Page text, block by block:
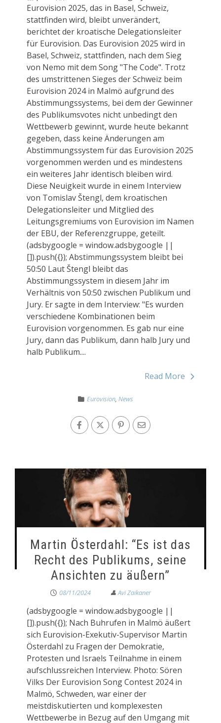
Eurovision 2025, das in Basel, Schweiz,
stattfinden wird, bleibt unverändert,
berichtet der kroatische Delegationsleiter
für Eurovision. Das Eurovision 2025 wird in
Basel, Schweiz, stattfinden, nach dem Sieg
von Nemo mit dem Song "The Code". Trotz
des umstrittenen Sieges der Schweiz beim
Eurovision 2024 in Malmö aufgrund des
Abstimmungssystems, bei dem der Gewinner
des Publikumsvotes nicht unbedingt den
Wettbewerb gewinnt, wurde heute bekannt
gegeben, dass keine Änderungen am
Abstimmungssystem für das Eurovision 2025
vorgenommen werden und es mindestens
ein weiteres Jahr identisch bleiben wird.
Diese Neuigkeit wurde in einem Interview
von Tomislav Štengl, dem kroatischen
Delegationsleiter und Mitglied des
Leitungsgremiums von Eurovision im Namen
der EBU, der Referenzgruppe, geteilt.
(adsbygoogle = window.adsbygoogle ||
[]).push({}); Abstimmungssystem bleibt bei
50:50 Laut Štengl bleibt das
Abstimmungssystem in diesem Jahr im
Verhältnis von 50:50 zwischen Publikum und
Jury. Er sagte in dem Interview: "Es wurden
verschiedene Kombinationen beim
Eurovision vorgenommen. Es gab nur eine
Jury, dann das Publikum, dann halb Jury und
halb Publikum....
Read More
Eurovision, News
Martin Österdahl: “Es ist das
Recht des Publikums, seine
Ansichten zu äußern”
08/11/2024
(adsbygoogle = window.adsbygoogle ||
[]).push({}); Nach Buhrufen in Malmö äußert
sich Eurovision-Exekutiv-Supervisor Martin
Österdahl zu Fragen der Demokratie,
Protesten und Israels Teilnahme in einem
aufschlussreichen Interview. Photo: Sören
Vilks Der Eurovision Song Contest 2024 in
Malmö, Schweden, war einer der
meistdiskutierten und komplexesten
Wettbewerbe in Bezug auf den Umgang mit